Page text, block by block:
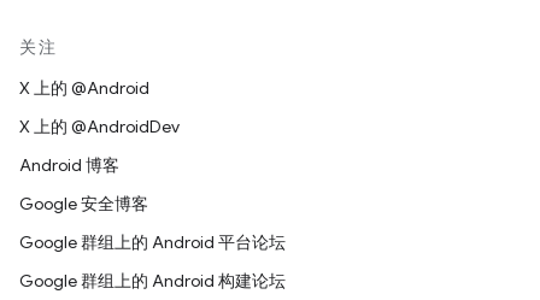
关注
X 上的 @Android
X 上的 @AndroidDev
Android 博客
Google 安全博客
Google 群组上的 Android 平台论坛
Google 群组上的 Android 构建论坛